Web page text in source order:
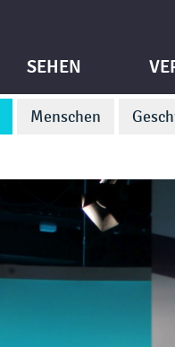
Menschen
SEHEN